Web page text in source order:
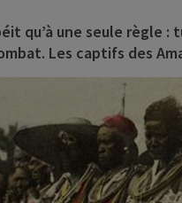
qu’à une seule règle :
Les captifs des